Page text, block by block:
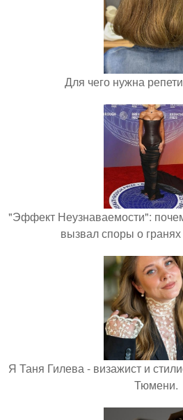
Для чего нужна
"Эффект Неузнаваемости":
вызвал споры о
Я Таня Гилева - визажист и
Тюмени.